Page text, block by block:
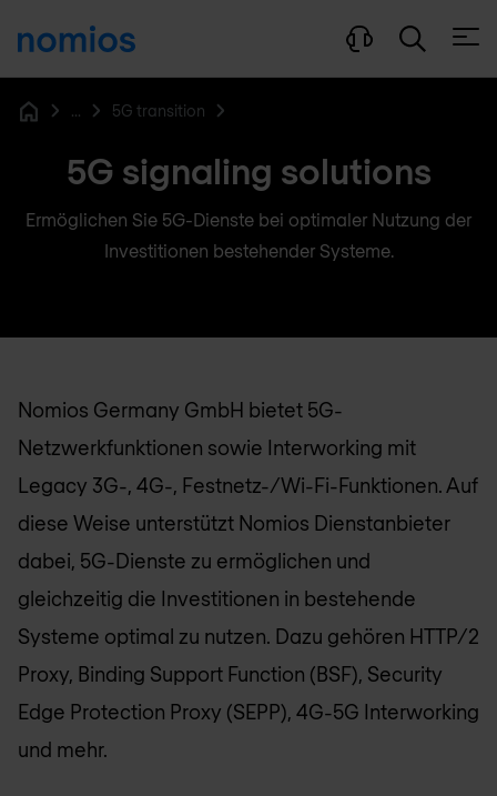
... 5G transition
5G signaling solutions
Ermöglichen Sie 5G-Dienste bei optimaler Nutzung der
Investitionen bestehender Systeme.
Nomios Germany GmbH bietet 5G-
Netzwerkfunktionen sowie Interworking mit
Legacy 3G-, 4G-, Festnetz-/Wi-Fi-Funktionen. Auf
diese Weise unterstützt Nomios Dienstanbieter
dabei, 5G-Dienste zu ermöglichen und
gleichzeitig die Investitionen in bestehende
Systeme optimal zu nutzen. Dazu gehören HTTP/2
Proxy, Binding Support Function (BSF), Security
Edge Protection Proxy (SEPP), 4G-5G Interworking
und mehr.